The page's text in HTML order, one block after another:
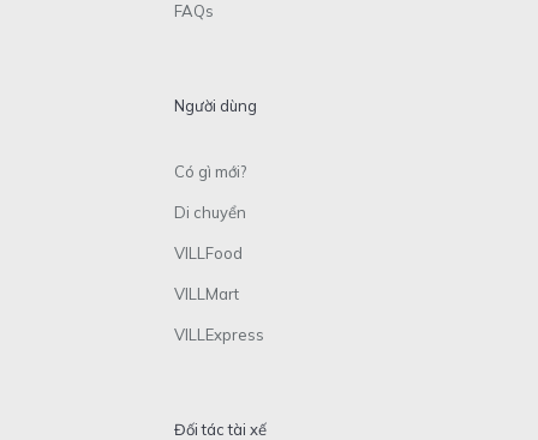
FAQs
Người dùng
Có gì mới?
Di chuyển
VILLFood
VILLMart
VILLExpress
Đối tác tài xế